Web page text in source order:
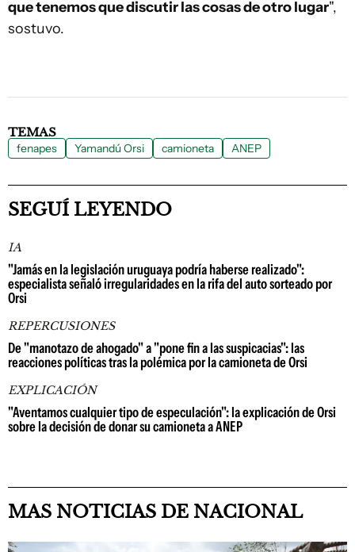
que tenemos que discutir las cosas de otro lugar",
sostuvo.
TEMAS
fenapes Yamandú Orsi camioneta ANEP
SEGUÍ LEYENDO
IA
"Jamás en la legislación uruguaya podría haberse realizado":
especialista señaló irregularidades en la rifa del auto sorteado por
Orsi
REPERCUSIONES
De "manotazo de ahogado" a "pone fin a las suspicacias": las
reacciones políticas tras la polémica por la camioneta de Orsi
EXPLICACIÓN
"Aventamos cualquier tipo de especulación": la explicación de Orsi
sobre la decisión de donar su camioneta a ANEP
MAS NOTICIAS DE NACIONAL